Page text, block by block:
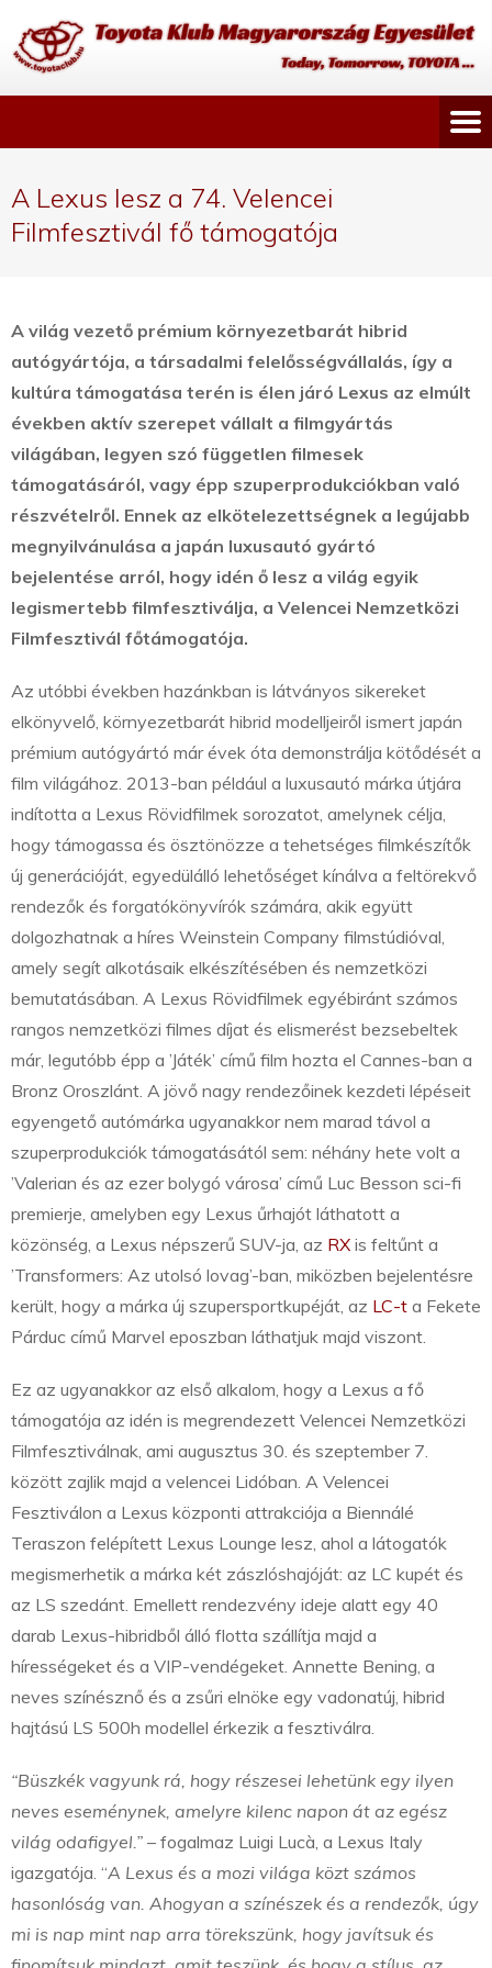
A Lexus lesz a 74. Velencei
Filmfesztivál fő támogatója
A világ vezető prémium környezetbarát hibrid
autógyártója, a társadalmi felelősségvállalás, így a
kultúra támogatása terén is élen járó Lexus az elmúlt
években aktív szerepet vállalt a filmgyártás
világában, legyen szó független filmesek
támogatásáról, vagy épp szuperprodukciókban való
részvételről. Ennek az elkötelezettségnek a legújabb
megnyilvánulása a japán luxusautó gyártó
bejelentése arról, hogy idén ő lesz a világ egyik
legismertebb filmfesztiválja, a Velencei Nemzetközi
Filmfesztivál főtámogatója.
Az utóbbi években hazánkban is látványos sikereket
elkönyvelő, környezetbarát hibrid modelljeiről ismert japán
prémium autógyártó már évek óta demonstrálja kötődését a
film világához. 2013-ban például a luxusautó márka útjára
indította a Lexus Rövidfilmek sorozatot, amelynek célja,
hogy támogassa és ösztönözze a tehetséges filmkészítők
új generációját, egyedülálló lehetőséget kínálva a feltörekvő
rendezők és forgatókönyvírók számára, akik együtt
dolgozhatnak a híres Weinstein Company filmstúdióval,
amely segít alkotásaik elkészítésében és nemzetközi
bemutatásában. A Lexus Rövidfilmek egyébiránt számos
rangos nemzetközi filmes díjat és elismerést bezsebeltek
már, legutóbb épp a ’Játék’ című film hozta el Cannes-ban a
Bronz Oroszlánt. A jövő nagy rendezőinek kezdeti lépéseit
egyengető autómárka ugyanakkor nem marad távol a
szuperprodukciók támogatásától sem: néhány hete volt a
’Valerian és az ezer bolygó városa’ című Luc Besson sci-fi
premierje, amelyben egy Lexus űrhajót láthatott a
közönség, a Lexus népszerű SUV-ja, az RX is feltűnt a
’Transformers: Az utolsó lovag’-ban, miközben bejelentésre
került, hogy a márka új szupersportkupéját, az LC-t a Fekete
Párduc című Marvel eposzban láthatjuk majd viszont.
Ez az ugyanakkor az első alkalom, hogy a Lexus a fő
támogatója az idén is megrendezett Velencei Nemzetközi
Filmfesztiválnak, ami augusztus 30. és szeptember 7.
között zajlik majd a velencei Lidóban. A Velencei
Fesztiválon a Lexus központi attrakciója a Biennálé
Teraszon felépített Lexus Lounge lesz, ahol a látogatók
megismerhetik a márka két zászlóshajóját: az LC kupét és
az LS szedánt. Emellett rendezvény ideje alatt egy 40
darab Lexus-hibridből álló flotta szállítja majd a
hírességeket és a VIP-vendégeket. Annette Bening, a
neves színésznő és a zsűri elnöke egy vadonatúj, hibrid
hajtású LS 500h modellel érkezik a fesztiválra.
“Büszkék vagyunk rá, hogy részesei lehetünk egy ilyen
neves eseménynek, amelyre kilenc napon át az egész
világ odafigyel.” – fogalmaz Luigi Lucà, a Lexus Italy
igazgatója. “A Lexus és a mozi világa közt számos
hasonlóság van. Ahogyan a színészek és a rendezők, úgy
mi is nap mint nap arra törekszünk, hogy javítsuk és